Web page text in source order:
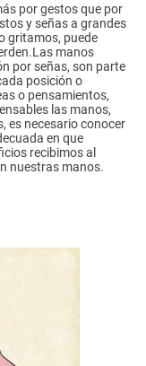
por gestos que por
y señas a grandes
gritamos, puede
manos
por señas, son parte
posición o
o pensamientos,
las manos,
es necesario conocer
en que
recibimos al
nuestras manos.